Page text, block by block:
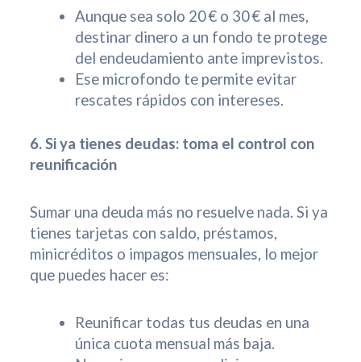
Aunque sea solo 20 € o 30 € al mes,
destinar dinero a un fondo te protege
del endeudamiento ante imprevistos.
Ese microfondo te permite evitar
rescates rápidos con intereses.
6. Si ya tienes deudas: toma el control con
reunificación
Sumar una deuda más no resuelve nada. Si ya
tienes tarjetas con saldo, préstamos,
minicréditos o impagos mensuales, lo mejor
que puedes hacer es:
Reunificar todas tus deudas en una
única cuota mensual más baja.